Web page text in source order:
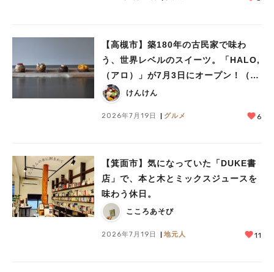
【高槻市】築180年の古民家で味わ
う、世界レベルのスイーツ。「HALO,
（アロ）」が7月3日にオープン！（教
えたい/教えて）
けんけん
2026年7月19日 グルメ 6
【箕面市】気になっていた「DUKE書
店」で、本と木とミックスジュースを
味わう休日。
こころあそび
2026年7月19日 地元人 11